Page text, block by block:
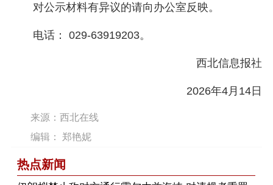
对公示材料有异议的请向办公室反映。
电话： 029-63919203。
西北信息报社
2026年4月14日
来源：西北在线
编辑： 郑艳妮
热点新闻